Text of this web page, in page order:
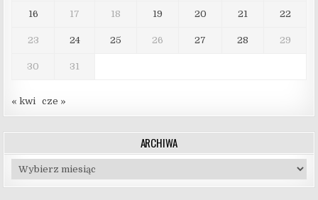
16 17 18 19 20 21 22
23 24 25 26 27 28 29
30 31
« kwi cze »
ARCHIWA
Archiwa